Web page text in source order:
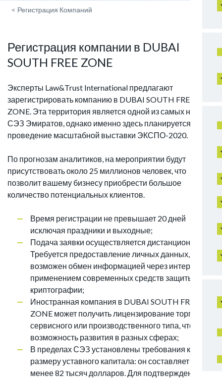
< Регистрация Компаний
Регистрация компании в DUBAI
SOUTH FREE ZONE
Эксперты Law&Trust International предлагают
зарегистрировать компанию в DUBAI SOUTH FREE
ZONE. Эта территория является одной из самых новых
СЭЗ Эмиратов, однако именно здесь планируется
проведение масштабной выставки ЭКСПО-2020.
По прогнозам аналитиков, на мероприятии будут
присутствовать около 25 миллионов человек, что
позволит вашему бизнесу приобрести большое
количество потенциальных клиентов.
Время регистрации не превышает 20 дней
исключая праздники и выходные;
Подача заявки осуществляется дистанционно.
Требуется предоставление личных данных,
возможен обмен информацией через интернет с
применением современных средств защиты и
криптографии;
Иностранная компания в DUBAI SOUTH FREE
ZONE может получить лицензирование торгового,
сервисного или производственного типа, что дает
возможность развития в разных сферах;
В пределах СЭЗ установлены требования к
размеру уставного капитала: он составляет не
менее 82 тысяч долларов. Для подтверждения